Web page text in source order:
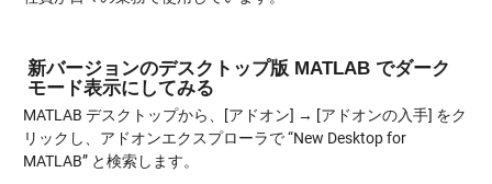
新バージョンのデスクトップ版 MATLAB でダーク
モード表示にしてみる
MATLAB デスクトップから、[アドオン] → [アドオンの入手] をク
リックし、アドオンエクスプローラで “New Desktop for
MATLAB” と検索します。